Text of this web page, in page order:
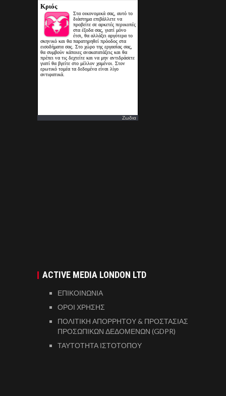
Ζωδια
ACTIVE MEDIA LONDON LTD
ΕΠΙΚΟΙΝΩΝΙΑ
ΟΡΟΙ ΧΡΗΣΗΣ
ΠΟΛΙΤΙΚΗ ΑΠΟΡΡΗΤΟΥ & ΠΡΟΣΤΑΣΙΑΣ
ΠΡΟΣΩΠΙΚΩΝ ΔΕΔΟΜΕΝΩΝ (GDPR)
ΤΑΥΤΟΤΗΤΑ ΙΣΤΟΤΟΠΟΥ